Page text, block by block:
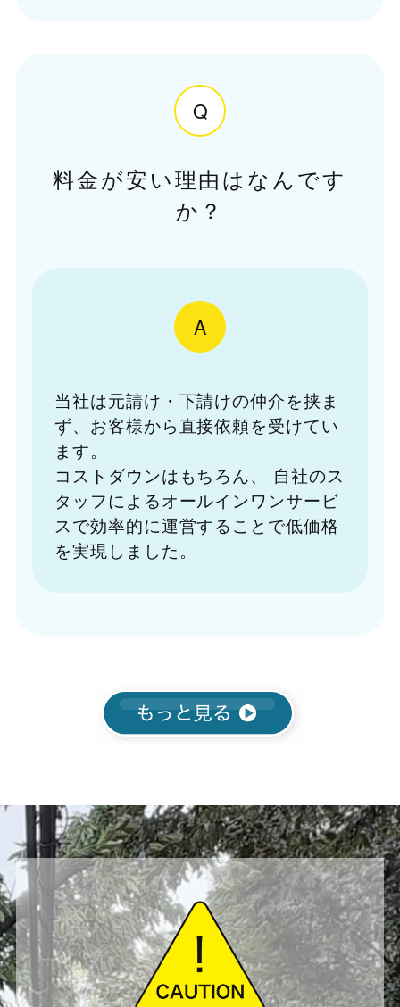
Q
料金が安い理由はなんです
か？
A
当社は元請け・下請けの仲介を挟ま
ず、お客様から直接依頼を受けてい
ます。
コストダウンはもちろん、
自社のス
タッフによるオールインワンサービ
スで効率的に運営することで低価格
を実現しました。